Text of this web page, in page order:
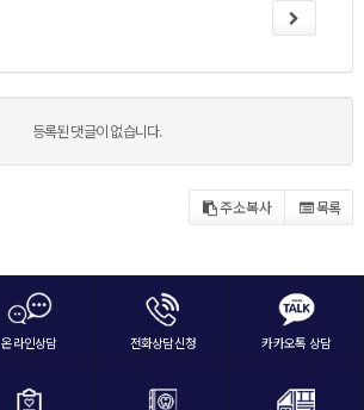
등록된 댓글이 없습니다.
주소복사 목록
온라인상담 전화상담신청 카카오톡 상담